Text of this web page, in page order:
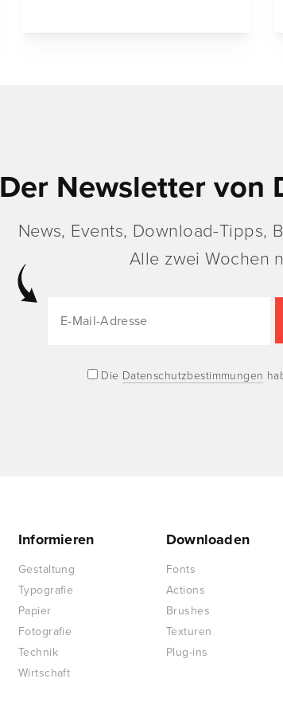
Der Newsletter von
News, Events, Download-Tipps,
Alle zwei Wochen
Die Datenschutzbestimmungen
Informieren
Gestaltung
Typografie
Papier
Fotografie
Technik
Wirtschaft
Downloaden
Fonts
Actions
Brushes
Texturen
Plug-ins